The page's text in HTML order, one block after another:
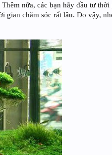
nữa, các bạn hãy đầu tư thời
gian chăm sóc rất lâu. Do vậy,